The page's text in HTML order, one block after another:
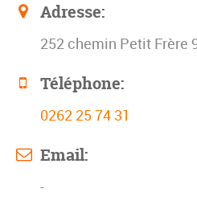
Adresse:
252 chemin Petit Frère
Téléphone:
0262 25 74 31
Email:
-